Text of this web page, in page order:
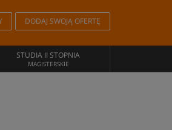
DODAJ SWOJĄ OFERTĘ
STUDIA II STOPNIA
MAGISTERSKIE